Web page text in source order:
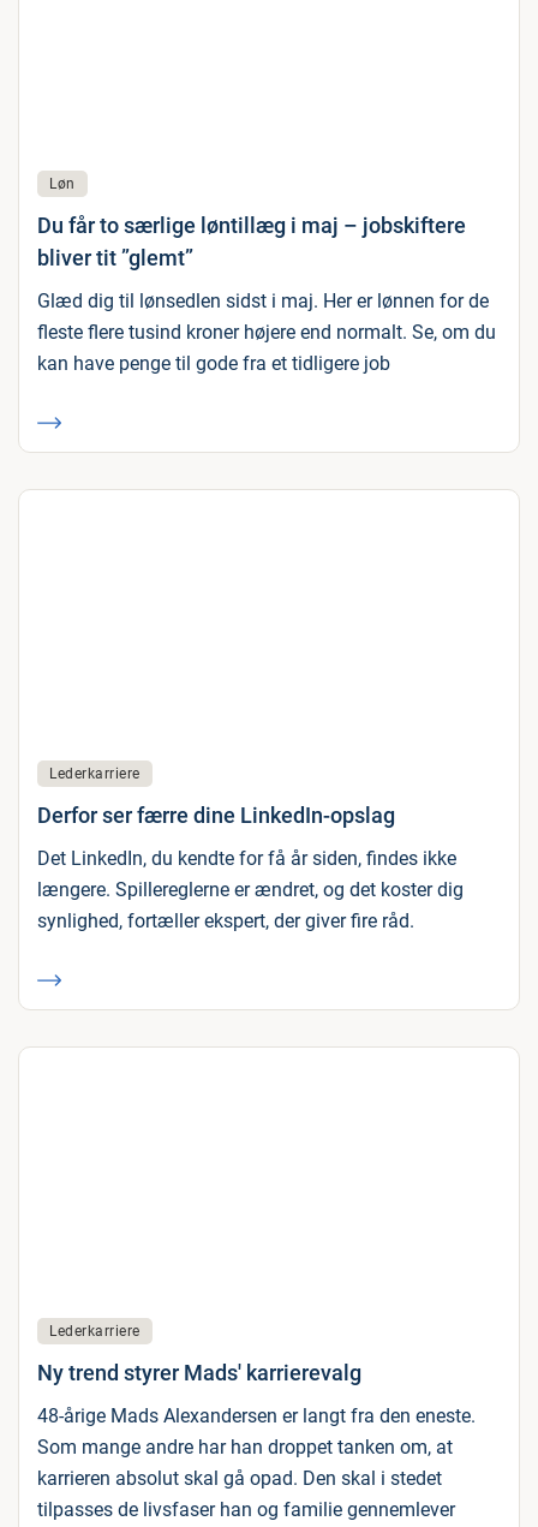
Løn
Du får to særlige løntillæg i maj – jobskiftere
bliver tit ”glemt”
Glæd dig til lønsedlen sidst i maj. Her er lønnen for de
fleste flere tusind kroner højere end normalt. Se, om du
kan have penge til gode fra et tidligere job
Lederkarriere
Derfor ser færre dine LinkedIn-opslag
Det LinkedIn, du kendte for få år siden, findes ikke
længere. Spillereglerne er ændret, og det koster dig
synlighed, fortæller ekspert, der giver fire råd.
Lederkarriere
Ny trend styrer Mads' karrierevalg
48-årige Mads Alexandersen er langt fra den eneste.
Som mange andre har han droppet tanken om, at
karrieren absolut skal gå opad. Den skal i stedet
tilpasses de livsfaser han og familie gennemlever